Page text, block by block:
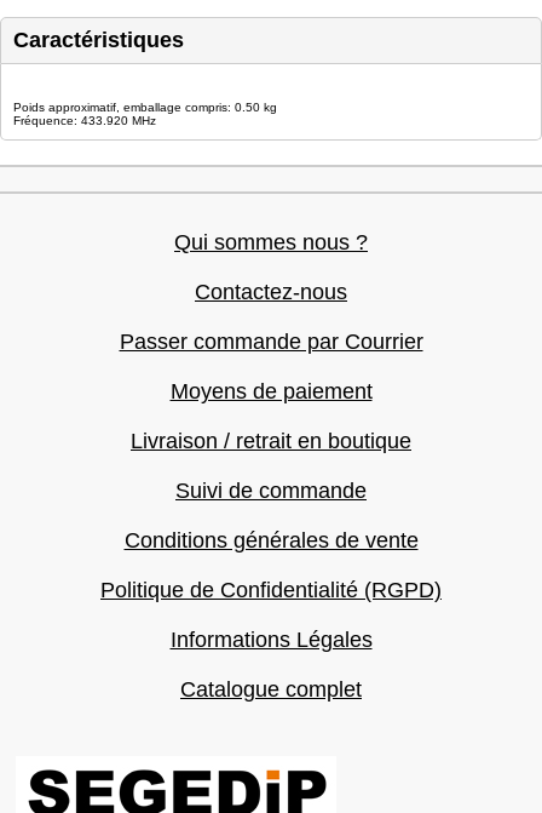
Caractéristiques
Poids approximatif, emballage compris: 0.50 kg
Fréquence: 433.920 MHz
Qui sommes nous ?
Contactez-nous
Passer commande par Courrier
Moyens de paiement
Livraison / retrait en boutique
Suivi de commande
Conditions générales de vente
Politique de Confidentialité (RGPD)
Informations Légales
Catalogue complet